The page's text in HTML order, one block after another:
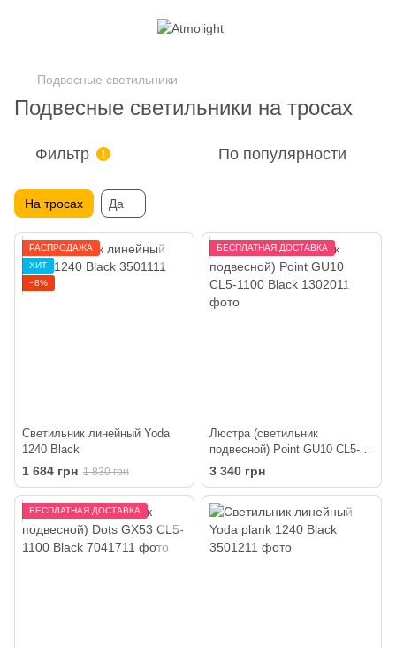
Подвесные светильники
Подвесные светильники на тросах
Фильтр 1 По популярности
На тросах Да
РАСПРОДАЖА
ХИТ
−8%
Светильник линейный Yoda
1240 Black
1 684 грн 1 830 грн
БЕСПЛАТНАЯ ДОСТАВКА
Люстра (светильник
подвесной) Point GU10 СL5-
1100 Black
3 340 грн
БЕСПЛАТНАЯ ДОСТАВКА